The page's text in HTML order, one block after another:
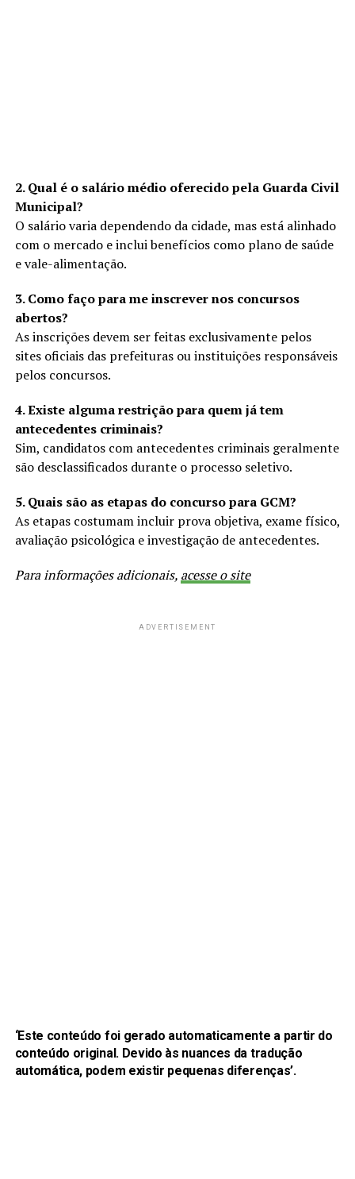
2. Qual é o salário médio oferecido pela Guarda Civil
Municipal?
O salário varia dependendo da cidade, mas está alinhado
com o mercado e inclui benefícios como plano de saúde
e vale-alimentação.
3. Como faço para me inscrever nos concursos
abertos?
As inscrições devem ser feitas exclusivamente pelos
sites oficiais das prefeituras ou instituições responsáveis
pelos concursos.
4. Existe alguma restrição para quem já tem
antecedentes criminais?
Sim, candidatos com antecedentes criminais geralmente
são desclassificados durante o processo seletivo.
5. Quais são as etapas do concurso para GCM?
As etapas costumam incluir prova objetiva, exame físico,
avaliação psicológica e investigação de antecedentes.
Para informações adicionais, acesse o site
ADVERTISEMENT
‘Este conteúdo foi gerado automaticamente a partir do
conteúdo original. Devido às nuances da tradução
automática, podem existir pequenas diferenças’.